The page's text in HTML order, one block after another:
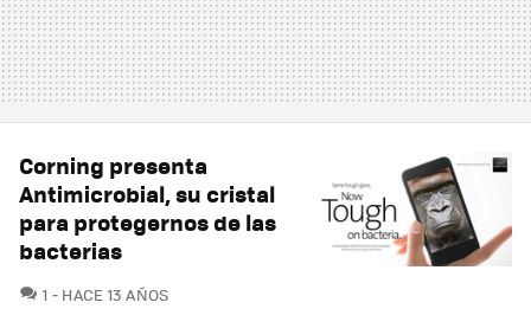
Corning presenta
Antimicrobial, su cristal
para protegernos de las
bacterias
1 COMENTARIOS
HACE 13 AÑOS